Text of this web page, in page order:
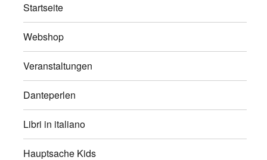
Startseite
Webshop
Veranstaltungen
Danteperlen
Libri in italiano
Hauptsache Kids